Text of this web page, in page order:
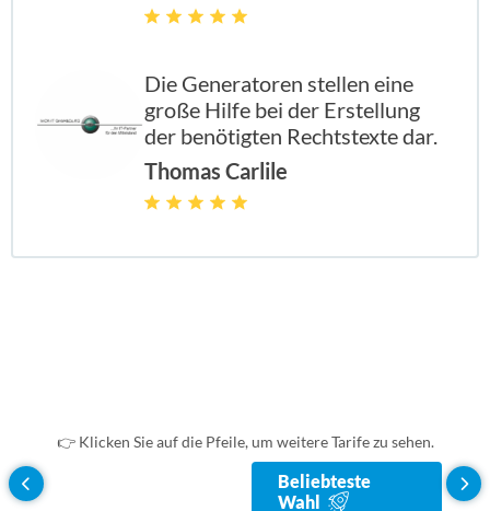
Die Generatoren stellen eine
große Hilfe bei der Erstellung
der benötigten Rechtstexte dar.
Thomas Carlile
👉 Klicken Sie auf die Pfeile, um weitere Tarife zu sehen.
BASIC
Beliebteste
Wahl
enthalten
enthalten
enthalten enthalten
enthalten enthalten